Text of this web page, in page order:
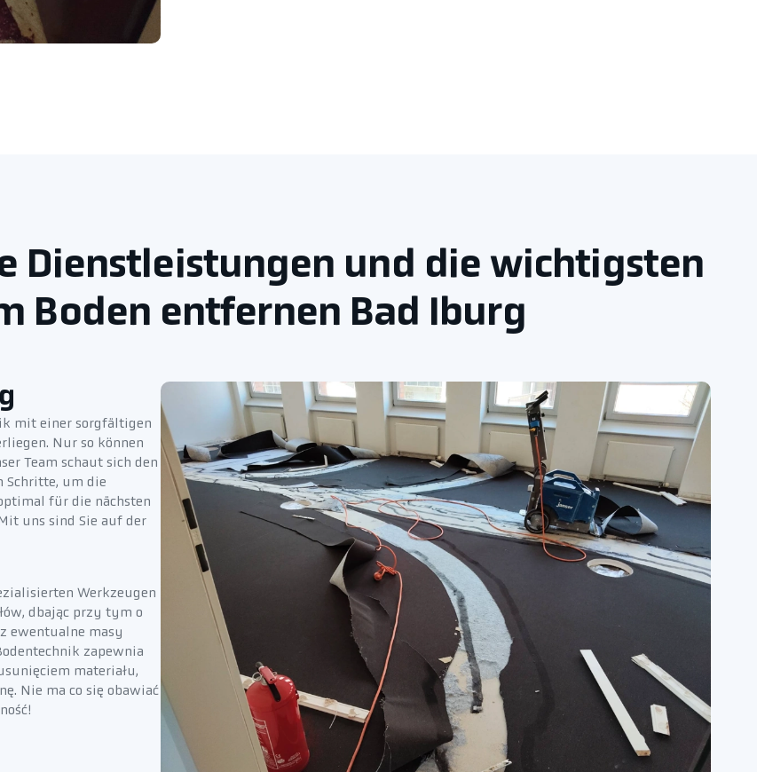
Dienstleistungen und die wichtigsten
Boden entfernen Bad Iburg
mit einer sorgfältigen
Nur so können
Team schaut sich den
Schritte, um die
für die nächsten
uns sind Sie auf der
Werkzeugen
dbając przy tym o
ewentualne masy
zapewnia
materiału,
Nie ma co się obawiać